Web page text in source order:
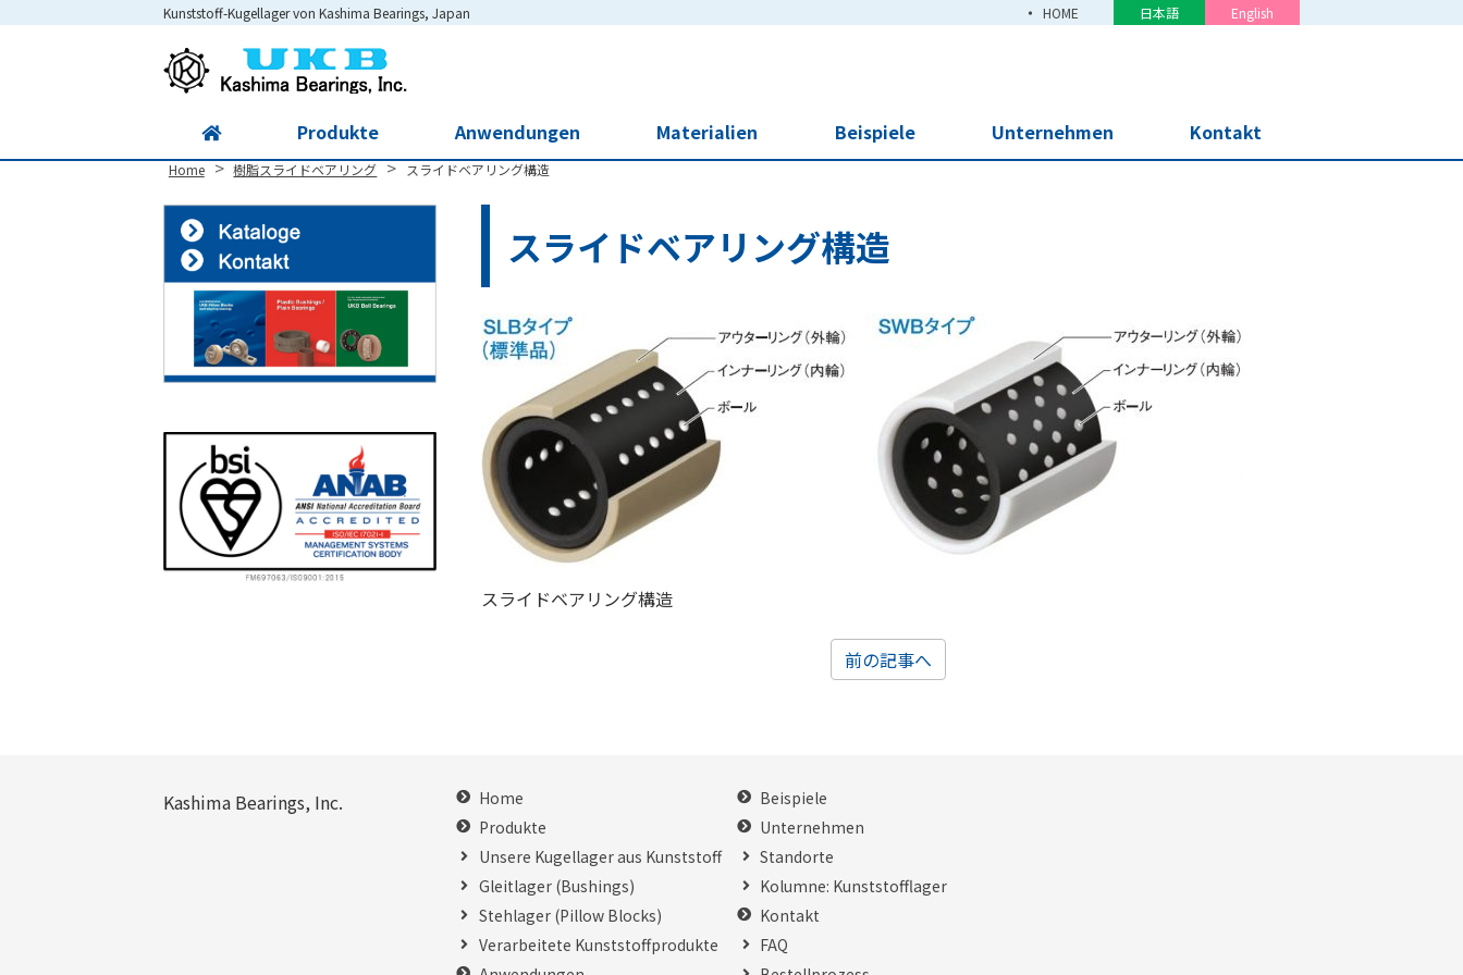
Kunststoff-Kugellager von Kashima Bearings, Japan HOME 日本語 English
Produkte Anwendungen Materialien Beispiele Unternehmen Kontakt
Home > 樹脂スライドベアリング > スライドベアリング構造
スライドベアリング構造
スライドベアリング構造
前の記事へ
Kashima Bearings, Inc.
Home
Produkte
Unsere Kugellager aus Kunststoff
Gleitlager (Bushings)
Stehlager (Pillow Blocks)
Verarbeitete Kunststoffprodukte
Beispiele
Unternehmen
Standorte
Kolumne: Kunststofflager
Kontakt
FAQ